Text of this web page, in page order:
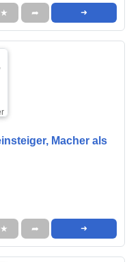
★ ➦ ➜
Macher als
★ ➦ ➜